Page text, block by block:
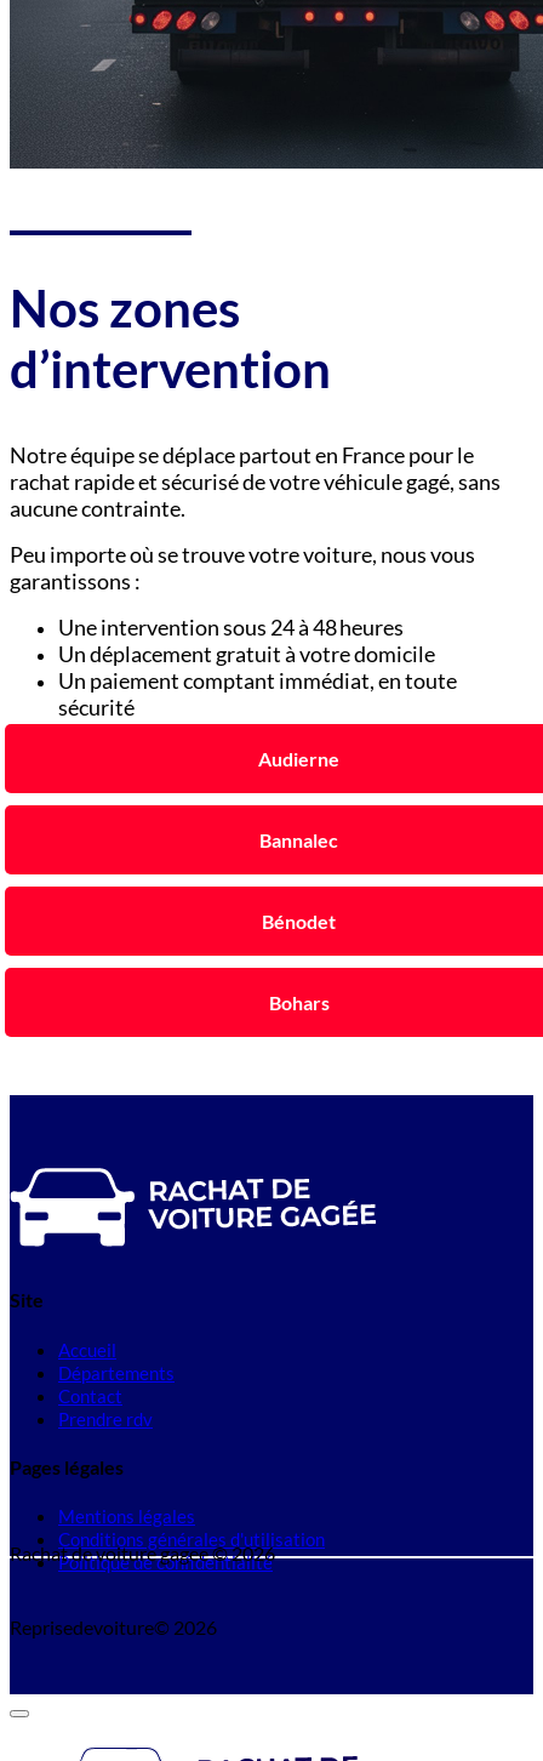
Nos zones
d’intervention
Notre équipe se déplace partout en France pour le
rachat rapide et sécurisé de votre véhicule gagé, sans
aucune contrainte.
Peu importe où se trouve votre voiture, nous vous
garantissons :
Une intervention sous 24 à 48 heures
Un déplacement gratuit à votre domicile
Un paiement comptant immédiat, en toute
sécurité
Audierne
Bannalec
Bénodet
Bohars
Site
Accueil
Départements
Contact
Prendre rdv
Pages légales
Mentions légales
Conditions générales d'utilisation
Politique de confidentialité
Rachat de voiture gagee © 2026
Reprisedevoiture© 2026